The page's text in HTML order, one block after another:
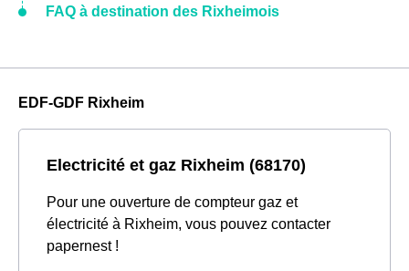
FAQ à destination des Rixheimois
EDF-GDF Rixheim
Electricité et gaz Rixheim (68170)
Pour une ouverture de compteur gaz et
électricité à Rixheim, vous pouvez contacter
papernest !